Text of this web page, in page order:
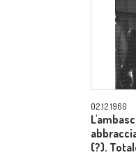
02.12.1960
(?).